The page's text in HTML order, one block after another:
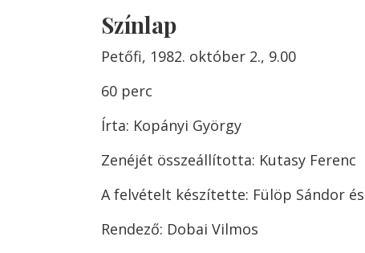
Színlap
Petőfi, 1982. október 2., 9.00
60 perc
Írta: Kopányi György
Zenéjét összeállította: Kutasy Ferenc
A felvételt készítette: Fülöp Sándor
Rendező: Dobai Vilmos